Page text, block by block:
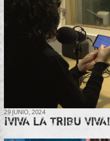
29 JUNIO, 2024
¡VIVA LA TRIBU VIVA!